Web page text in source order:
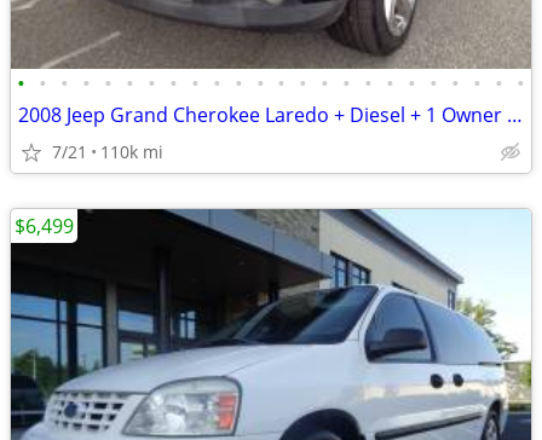
• • • • • • • • • • • • • • • • • • • • • • • •
2008 Jeep Grand Cherokee Laredo + Diesel + 1 Owner + 110,000 Miles
7/21 110k mi
$6,499